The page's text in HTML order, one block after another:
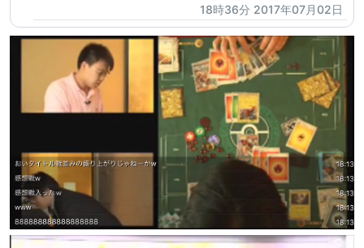
18時36分 2017年07月02日